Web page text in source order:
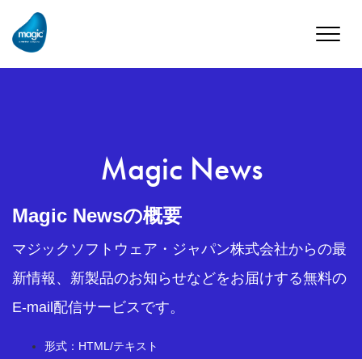
Toggle
Magic News
Magic Newsの概要
マジックソフトウェア・ジャパン株式会社からの最
新情報、新製品のお知らせなどをお届けする無料の
E-mail配信サービスです。
形式：HTML/テキスト